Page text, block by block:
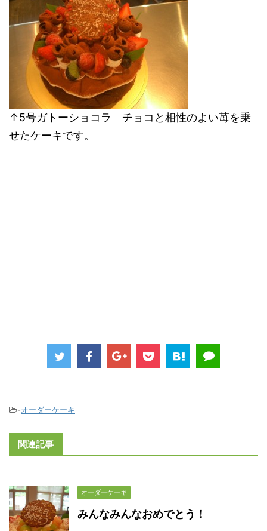
↑5号ガトーショコラ チョコと相性のよい苺を乗
せたケーキです。
-オーダーケーキ
関連記事
オーダーケーキ
みんなみんなおめでとう！